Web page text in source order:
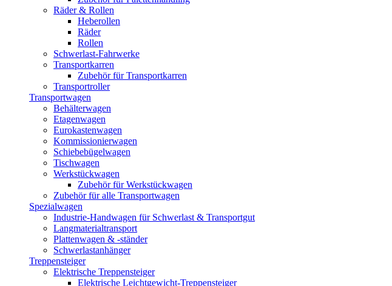
Räder & Rollen
Heberollen
Räder
Rollen
Schwerlast-Fahrwerke
Transportkarren
Zubehör für Transportkarren
Transportroller
Transportwagen
Behälterwagen
Etagenwagen
Eurokastenwagen
Kommissionierwagen
Schiebebügelwagen
Tischwagen
Werkstückwagen
Zubehör für Werkstückwagen
Zubehör für alle Transportwagen
Spezialwagen
Industrie-Handwagen für Schwerlast & Transportgut
Langmaterialtransport
Plattenwagen & -ständer
Schwerlastanhänger
Treppensteiger
Elektrische Treppensteiger
Elektrische Leichtgewicht-Treppensteiger